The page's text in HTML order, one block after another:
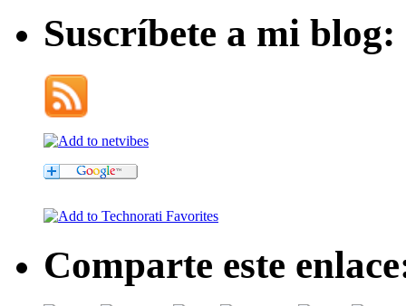
Suscríbete a mi blog:
Comparte este